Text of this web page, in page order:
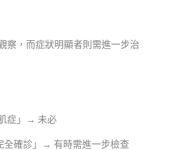
察，而症狀明顯者則需進一步治
症」→ 未必
全確診」→ 有時需進一步檢查